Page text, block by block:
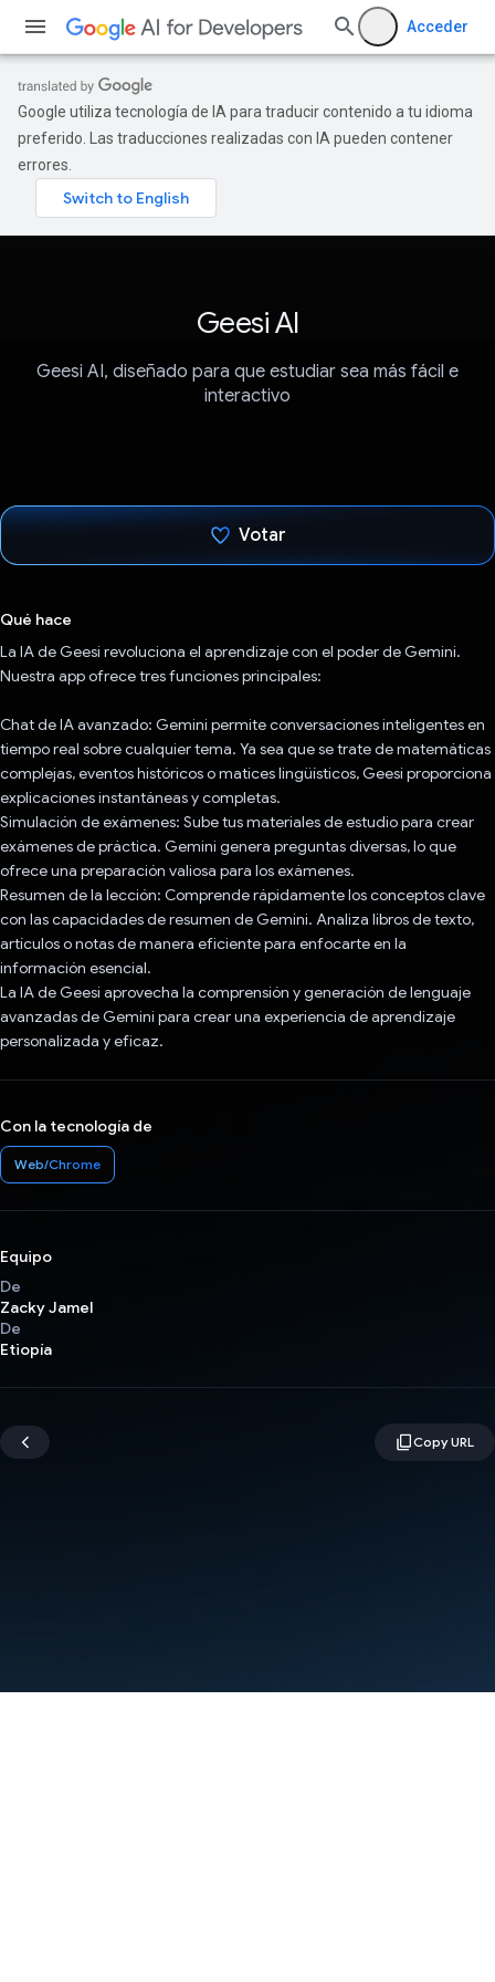
Acceder
Google utiliza tecnología de IA para traducir contenido a tu idioma
preferido. Las traducciones realizadas con IA pueden contener
errores.
Geesi AI
Geesi AI, diseñado para que estudiar sea más fácil e
interactivo
Votar
Qué hace
La IA de Geesi revoluciona el aprendizaje con el poder de Gemini.
Nuestra app ofrece tres funciones principales:
Chat de IA avanzado: Gemini permite conversaciones inteligentes en
tiempo real sobre cualquier tema. Ya sea que se trate de matemáticas
complejas, eventos históricos o matices lingüísticos, Geesi proporciona
explicaciones instantáneas y completas.
Simulación de exámenes: Sube tus materiales de estudio para crear
exámenes de práctica. Gemini genera preguntas diversas, lo que
ofrece una preparación valiosa para los exámenes.
Resumen de la lección: Comprende rápidamente los conceptos clave
con las capacidades de resumen de Gemini. Analiza libros de texto,
artículos o notas de manera eficiente para enfocarte en la
información esencial.
La IA de Geesi aprovecha la comprensión y generación de lenguaje
avanzadas de Gemini para crear una experiencia de aprendizaje
personalizada y eficaz.
Con la tecnología de
Web/Chrome
Equipo
De
Zacky Jamel
De
Etiopía